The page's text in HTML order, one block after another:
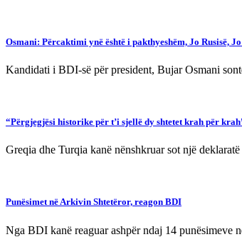
Osmani: Përcaktimi ynë është i pakthyeshëm, Jo Rusisë,
Kandidati i BDI-së për president, Bujar Osmani
“Përgjegjësi historike për t’i sjellë dy shtetet krah për
Greqia dhe Turqia kanë nënshkruar sot një
Punësimet në Arkivin Shtetëror, reagon BDI
Nga BDI kanë reaguar ashpër ndaj 14